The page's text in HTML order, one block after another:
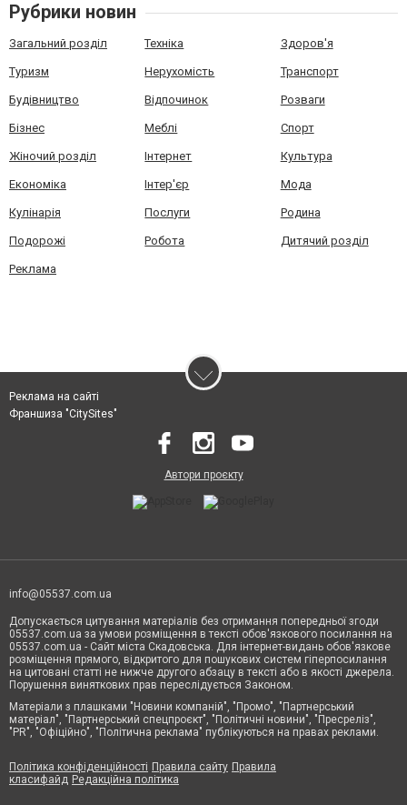
Рубрики новин
Загальний розділ Техніка Здоров'я
Туризм Нерухомість Транспорт
Будівництво Відпочинок Розваги
Бізнес Меблі Спорт
Жіночий розділ Інтернет Культура
Економіка Інтер'єр Мода
Кулінарія Послуги Родина
Подорожі Робота Дитячий розділ
Реклама
Реклама на сайті
Франшиза "CitySites"
Автори проєкту
info@05537.com.ua
Допускається цитування матеріалів без отримання попередньої згоди
05537.com.ua за умови розміщення в тексті обов'язкового посилання на
05537.com.ua - Сайт міста Скадовська. Для інтернет-видань обов'язкове
розміщення прямого, відкритого для пошукових систем гіперпосилання
на цитовані статті не нижче другого абзацу в тексті або в якості джерела.
Порушення виняткових прав переслідується Законом.
Матеріали з плашками "Новини компаній", "Промо", "Партнерський
матеріал", "Партнерський спецпроєкт", "Політичні новини", "Пресреліз",
"PR", "Офіційно", "Політична реклама" публікуються на правах реклами.
Політика конфіденційності Правила сайту Правила
класифайд Редакційна політика